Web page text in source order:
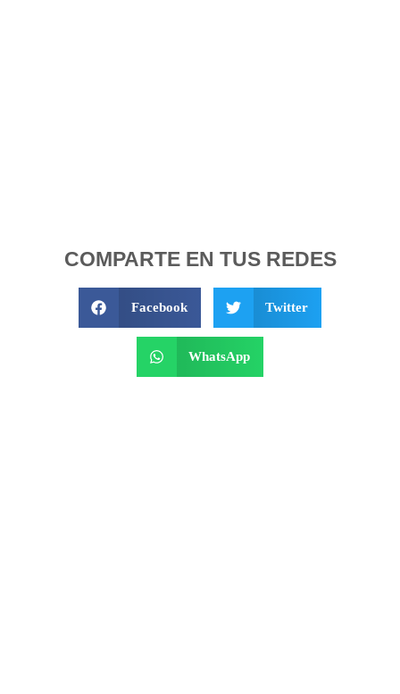
COMPARTE EN TUS REDES
Facebook Twitter
WhatsApp